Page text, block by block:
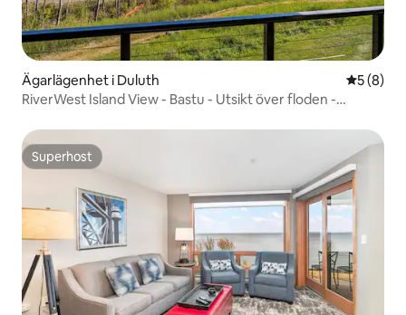
Ägarlägenhet i Duluth 5 av 5 i
5 (8)
RiverWest Island View - Bastu - Utsikt över floden -
Superhost
Superhost